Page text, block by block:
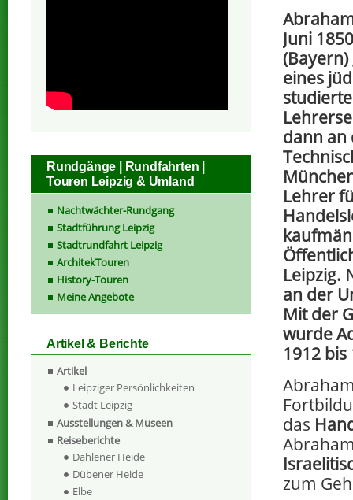
Juni
eines
dann an
Lehrer
Leipzig.
an der
Mit der
wurde
1912
das
zum
Rundgänge | Rundfahrten |
Touren Leipzig & Umland
Nachtwächter-Rundgang
Stadtführung Leipzig
Stadtrundfahrt Leipzig
ArchitekTouren
History-Touren
Meine Angebote
Artikel & Berichte
Artikel
Leipziger Persönlichkeiten
Stadt Leipzig
Ausstellungen & Museen
Reiseberichte
Dahlener Heide
Dübener Heide
Elbe